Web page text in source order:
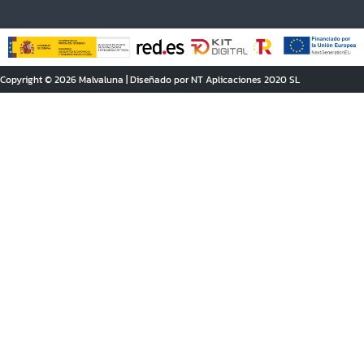
Copyright © 2026 Malvaluna | Diseñado por NT Aplicaciones 2020 SL